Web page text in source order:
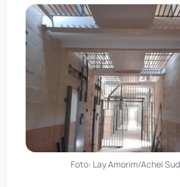
Foto: Lay Amorim/Achei